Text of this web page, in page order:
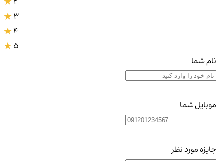
3
4
5
نام شما
موبایل شما
جایزه مورد نظر